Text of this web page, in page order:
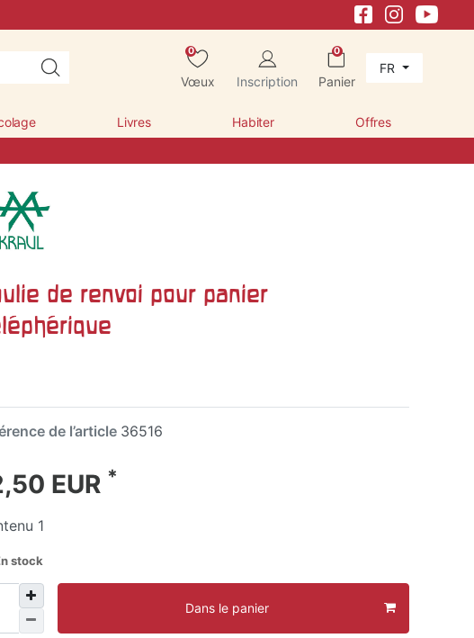
0
Vœux Inscription
0
Panier
FR
Livres Habiter Offres
de renvoi pour panier
de l’article 36516
EUR *
1
stock
Dans le panier